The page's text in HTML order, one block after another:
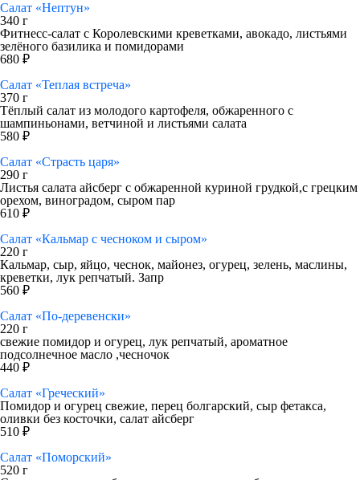
Салат «Нептун»
340 г
Фитнесс-салат с Королевскими креветками, авокадо, листьями
зелёного базилика и помидорами
680 ₽
Салат «Теплая встреча»
370 г
Тёплый салат из молодого картофеля, обжаренного с
шампиньонами, ветчиной и листьями салата
580 ₽
Салат «Страсть царя»
290 г
Листья салата айсберг с обжаренной куриной грудкой,с грецким
орехом, виноградом, сыром пар
610 ₽
Салат «Кальмар с чесноком и сыром»
220 г
Кальмар, сыр, яйцо, чеснок, майонез, огурец, зелень, маслины,
креветки, лук репчатый. Запр
560 ₽
Салат «По-деревенски»
220 г
свежие помидор и огурец, лук репчатый, ароматное
подсолнечное масло ,чесночок
440 ₽
Салат «Греческий»
Помидор и огурец свежие, перец болгарский, сыр фетакса,
оливки без косточки, салат айсберг
510 ₽
Салат «Поморский»
520 г